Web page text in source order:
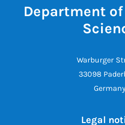
Department
Warburger
33098
Germany
Legal